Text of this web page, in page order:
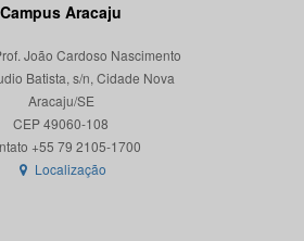
Campus Aracaju
João Cardoso Nascimento
Batista, s/n, Cidade Nova
Aracaju/SE
CEP 49060-108
Localização